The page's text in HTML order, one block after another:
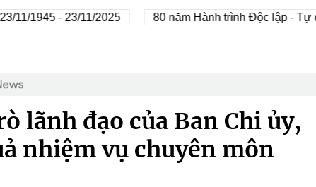
- 23/11/2025 80 năm Hành trình Độc lập - Tự do -
lãnh đạo của Ban Chi ủy,
nhiệm vụ chuyên môn